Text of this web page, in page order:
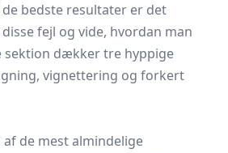
bedste resultater er det
fejl og vide, hvordan man
sektion dækker tre hyppige
vignettering og forkert
de mest almindelige